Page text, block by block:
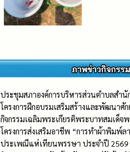
ประชุมสภาองค์การบริหารส่วนตำบลสำ
โครงการฝึกอบรมเสริมสร้างและพัฒนา
กิจกรรมเฉลิมพระเกียรติพระบาทสมเด็จ
โครงการส่งเสริมอาชีพ “การทำผ้าพิมพ์
ประเพณีแห่เทียนพรรษา ประจำปี 2569